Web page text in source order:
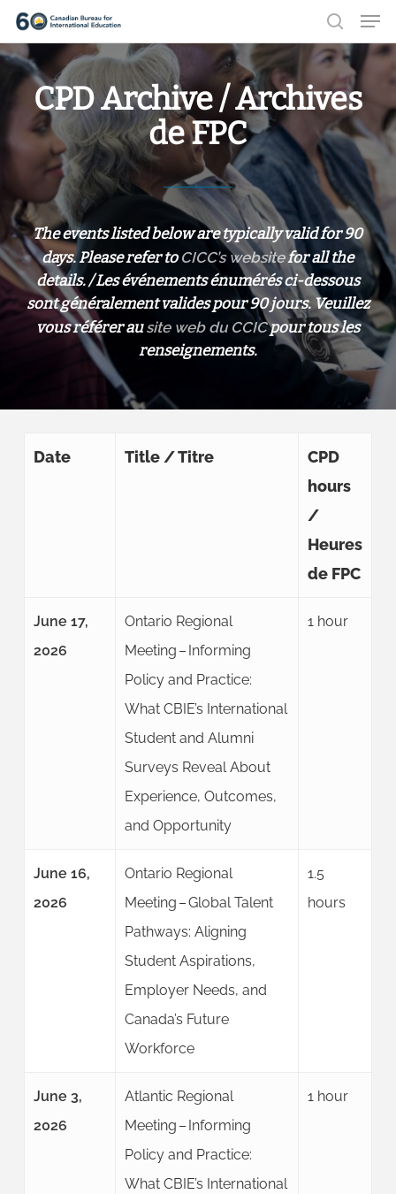
Skip
to
main
content
search
CPD Archive / Archives
de FPC
The events listed below are typically valid for 90
days. Please refer to CICC’s websitefor all the
details. / Les événements énumérés ci-dessous
sont généralement valides pour 90 jours. Veuillez
vous référer ausite web du CCICpour tous les
renseignements.
Date Title / Titre
CPD
hours
/
Heures
de FPC
June 17,
2026
Ontario Regional
Meeting – Informing
Policy and Practice:
What CBIE’s International
Student and Alumni
Surveys Reveal About
Experience, Outcomes,
and Opportunity
1 hour
June 16,
2026
Ontario Regional
Meeting – Global Talent
Pathways: Aligning
Student Aspirations,
Employer Needs, and
Canada’s Future
Workforce
1.5
hours
June 3,
2026
Atlantic Regional
Meeting – Informing
Policy and Practice:
What CBIE’s International
1 hour
Close
Menu